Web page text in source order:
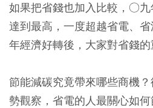
如果把省錢也加入比較，○
達到最高，一度超越省電、
年經濟好轉後，大家對省錢的
節能減碳究竟帶來哪些商機
勢觀察，省電的人最關心如